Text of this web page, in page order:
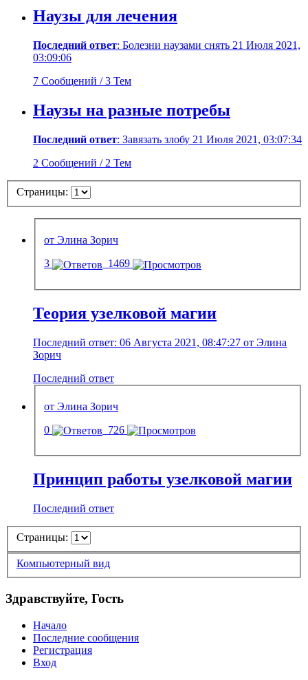
Наузы для лечения
Последний ответ: Болезни наузами снять 21 Июля 2021,
03:09:06
7 Сообщений / 3 Тем
Наузы на разные потребы
Последний ответ: Завязать злобу 21 Июля 2021, 03:07:34
2 Сообщений / 2 Тем
Страницы:
от Элина Зорич
3
1469
Теория узелковой магии
Последний ответ: 06 Августа 2021, 08:47:27 от Элина
Зорич
Последний ответ
от Элина Зорич
0
726
Принцип работы узелковой магии
Последний ответ
Страницы:
Компьютерный вид
Здравствуйте, Гость
Начало
Последние сообщения
Регистрация
Вход